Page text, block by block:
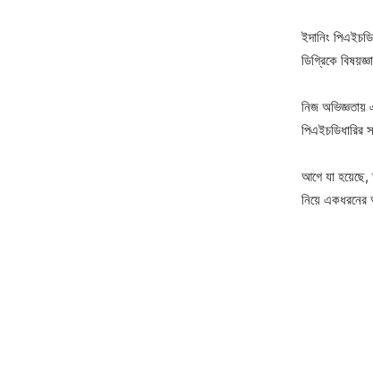
ইদানিং
ডিগ্রিকে
নিজ অভিজ্ঞতায়
আগে যা হয়েছে,
নিয়ে একধরনের